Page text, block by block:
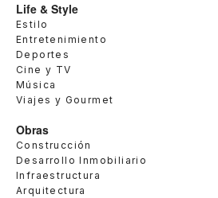
Life & Style
Estilo
Entretenimiento
Deportes
Cine y TV
Música
Viajes y Gourmet
Obras
Construcción
Desarrollo Inmobiliario
Infraestructura
Arquitectura